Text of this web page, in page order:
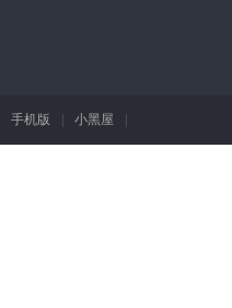
手机版 | 小黑屋 |